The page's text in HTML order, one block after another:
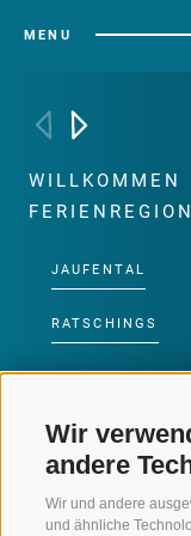
Wir
andere
Wir und andere
und ähnliche
MENU
WILLKOMMEN
JAUFENTAL
RATSCHINGS
RIDNAUNTAL
BERGBAHNEN
SKISCHULE